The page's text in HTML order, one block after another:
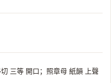
三等 開口；照章母 紙韻 上聲